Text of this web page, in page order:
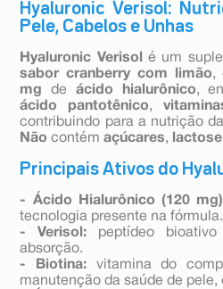
Hyaluronic Verisol:
Pele, Cabelos e Unhas
Hyaluronic Verisol é um
sabor cranberry com limão,
mg de ácido hialurônico,
ácido pantotênico,
contribuindo para a nutrição da
Não contém açúcares, lactose
Principais Ativos do
- Ácido Hialurônico (120
tecnologia presente na fórmula.
- Verisol: peptídeo
absorção.
- Biotina: vitamina do
manutenção da saúde de pele,